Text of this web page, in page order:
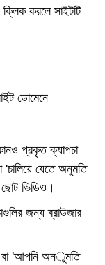
করলে সাইটটি
ডোমেনে
প্রকৃত ক্যাপচা
যেতে অনুমতি
ছোট ভিডিও।
জন্য ব্রাউজার
বা 'আপনি অনুমতি